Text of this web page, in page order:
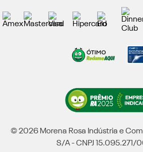
© 2026 Morena Rosa Indústria e
S/A - CNPJ 15.095.271/